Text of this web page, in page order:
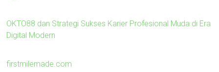
OKTO88 dan Strategi Sukses Karier Profesional Muda di Era
Digital Modern
firstmilemade.com